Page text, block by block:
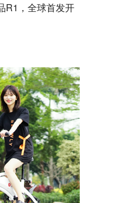
R1，全球首发开